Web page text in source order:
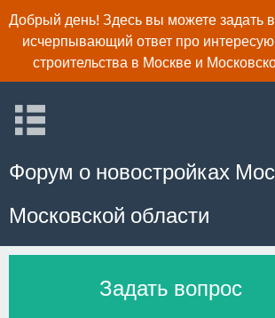
Добрый день! Здесь вы можете задать
исчерпывающий ответ про
строительства в Москве и
Форум о новостройках
Московской области
Задать вопрос